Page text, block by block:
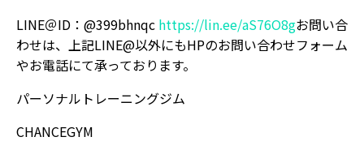
LINE＠ID：@399bhnqc https://lin.ee/aS76O8gお問い合
わせは、上記LINE@以外にもHPのお問い合わせフォーム
やお電話にて承っております。
パーソナルトレーニングジム
CHANCEGYM